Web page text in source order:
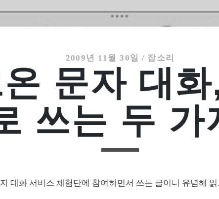
2009년 11월 30일 / 잡소리
문자 대
쓰는 두 가
대화 서비스 체험단에 참여하면서 쓰는 글이니 유념해